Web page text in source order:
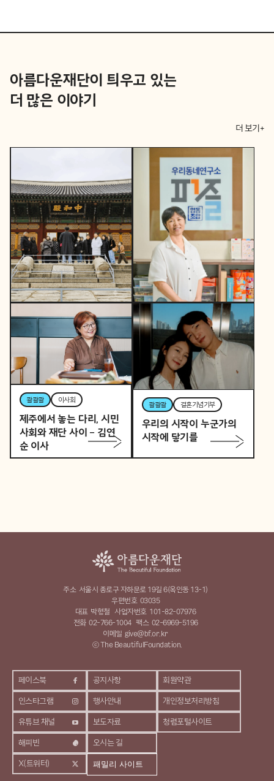
아름다운재단이 틔우고 있는
더 많은 이야기
더 보기+
역사활동가
토요일 오후, 역사활동가
로 변신하는 직장인 P의
이중생활
콸콸콸 뷰티풀커넥트
우리 동네가 어제보다 다
정해지는 법
콸콸콸 이사회
제주에서 놓는 다리, 시민
사회와 재단 사이 – 김연
순 이사
콸콸콸 결혼기념기부
우리의 시작이 누군가의
시작에 닿기를
페이스북
인스타그램
유튜브 채널
해피빈
X(트위터)
공지사항
행사안내
보도자료
오시는 길
회원약관
개인정보처리방침
청렴포털사이트
주소 서울시 종로구 자하문로 19길 6(옥인동 13-1)
우편번호 03035
대표 박형철 사업자번호 101-82-07976
전화 02-766-1004 팩스 02-6969-5196
이메일 give@bf.or.kr
ⓒ The BeautifulFoundation.